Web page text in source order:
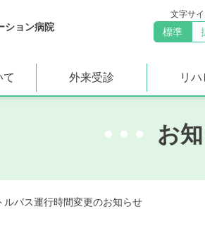
ション病院
文字サ
標準
て 外来受診 リハ
お
ルバス運行時間変更のお知らせ